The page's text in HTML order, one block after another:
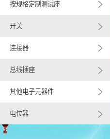
按规格定制测试座
开关
连接器
总线插座
其他电子元器件
电位器